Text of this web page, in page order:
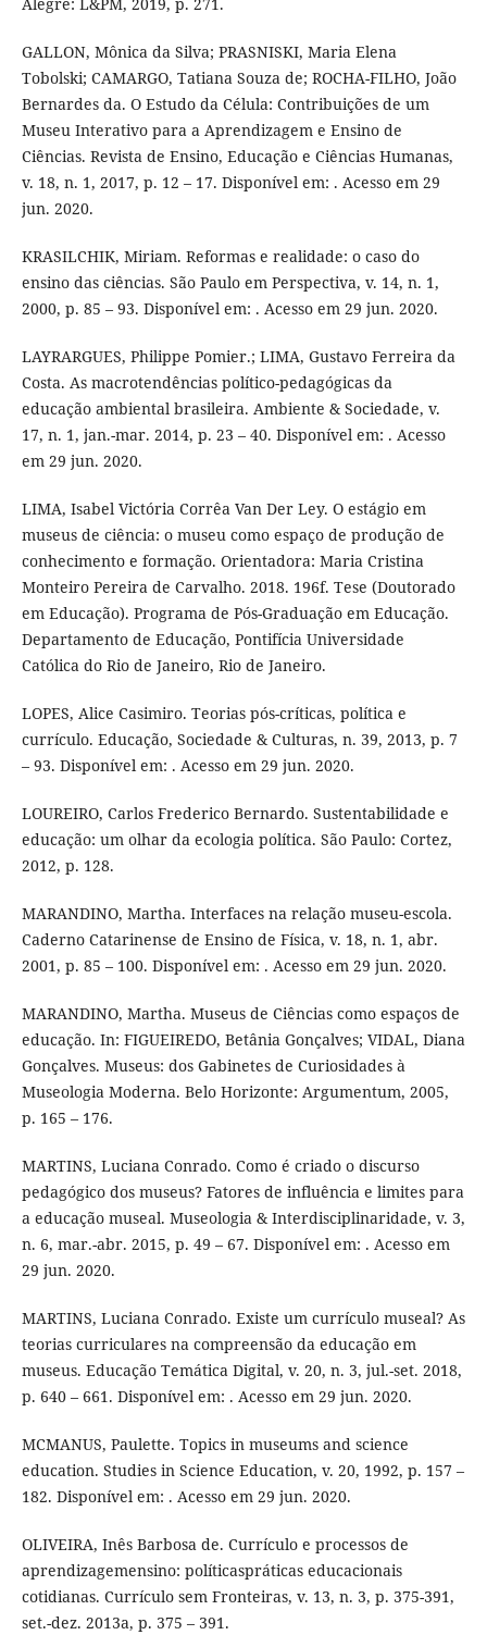
GALLON, Mônica da Silva; PRASNISKI, Maria Elena
Tobolski; CAMARGO, Tatiana Souza de; ROCHA-FILHO, João
Bernardes da. O Estudo da Célula: Contribuições de um
Museu Interativo para a Aprendizagem e Ensino de
Ciências. Revista de Ensino, Educação e Ciências Humanas,
v. 18, n. 1, 2017, p. 12 – 17. Disponível em: . Acesso em 29
jun. 2020.
KRASILCHIK, Miriam. Reformas e realidade: o caso do
ensino das ciências. São Paulo em Perspectiva, v. 14, n. 1,
2000, p. 85 – 93. Disponível em: . Acesso em 29 jun. 2020.
LAYRARGUES, Philippe Pomier.; LIMA, Gustavo Ferreira da
Costa. As macrotendências político-pedagógicas da
educação ambiental brasileira. Ambiente & Sociedade, v.
17, n. 1, jan.-mar. 2014, p. 23 – 40. Disponível em: . Acesso
em 29 jun. 2020.
LIMA, Isabel Victória Corrêa Van Der Ley. O estágio em
museus de ciência: o museu como espaço de produção de
conhecimento e formação. Orientadora: Maria Cristina
Monteiro Pereira de Carvalho. 2018. 196f. Tese (Doutorado
em Educação). Programa de Pós-Graduação em Educação.
Departamento de Educação, Pontifícia Universidade
Católica do Rio de Janeiro, Rio de Janeiro.
LOPES, Alice Casimiro. Teorias pós-críticas, política e
currículo. Educação, Sociedade & Culturas, n. 39, 2013, p. 7
– 93. Disponível em: . Acesso em 29 jun. 2020.
LOUREIRO, Carlos Frederico Bernardo. Sustentabilidade e
educação: um olhar da ecologia política. São Paulo: Cortez,
2012, p. 128.
MARANDINO, Martha. Interfaces na relação museu-escola.
Caderno Catarinense de Ensino de Física, v. 18, n. 1, abr.
2001, p. 85 – 100. Disponível em: . Acesso em 29 jun. 2020.
MARANDINO, Martha. Museus de Ciências como espaços de
educação. In: FIGUEIREDO, Betânia Gonçalves; VIDAL, Diana
Gonçalves. Museus: dos Gabinetes de Curiosidades à
Museologia Moderna. Belo Horizonte: Argumentum, 2005,
p. 165 – 176.
MARTINS, Luciana Conrado. Como é criado o discurso
pedagógico dos museus? Fatores de influência e limites para
a educação museal. Museologia & Interdisciplinaridade, v. 3,
n. 6, mar.-abr. 2015, p. 49 – 67. Disponível em: . Acesso em
29 jun. 2020.
MARTINS, Luciana Conrado. Existe um currículo museal? As
teorias curriculares na compreensão da educação em
museus. Educação Temática Digital, v. 20, n. 3, jul.-set. 2018,
p. 640 – 661. Disponível em: . Acesso em 29 jun. 2020.
MCMANUS, Paulette. Topics in museums and science
education. Studies in Science Education, v. 20, 1992, p. 157 –
182. Disponível em: . Acesso em 29 jun. 2020.
OLIVEIRA, Inês Barbosa de. Currículo e processos de
aprendizagemensino: políticaspráticas educacionais
cotidianas. Currículo sem Fronteiras, v. 13, n. 3, p. 375-391,
set.-dez. 2013a, p. 375 – 391.